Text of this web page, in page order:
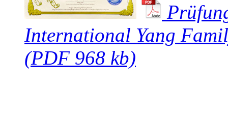
International Yang
(PDF 968 kb)